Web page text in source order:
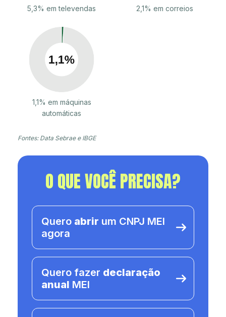
5,3% em televendas 2,1% em correios
1,1% em máquinas
automáticas
Fontes: Data Sebrae e IBGE
O QUE VOCÊ PRECISA?
Quero abrir um CNPJ MEI
agora
Quero fazer declaração
anual MEI